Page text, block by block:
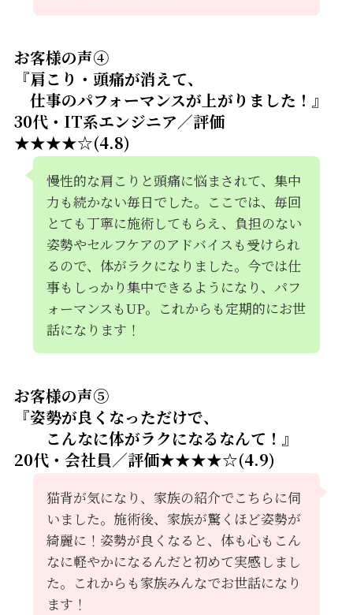
お客様の声④
『肩こり・頭痛が消えて、
仕事のパフォーマンスが上がりました！』
30代・IT系エンジニア／評価
★★★★☆(4.8)
慢性的な肩こりと頭痛に悩まされて、集中
力も続かない毎日でした。ここでは、毎回
とても丁寧に施術してもらえ、負担のない
姿勢やセルフケアのアドバイスも受けられ
るので、体がラクになりました。今では仕
事もしっかり集中できるようになり、パフ
ォーマンスもUP。これからも定期的にお世
話になります！
お客様の声⑤
『姿勢が良くなっただけで、
こんなに体がラクになるなんて！』
20代・会社員／評価★★★★☆(4.9)
猫背が気になり、家族の紹介でこちらに伺
いました。施術後、家族が驚くほど姿勢が
綺麗に！姿勢が良くなると、体も心もこん
なに軽やかになるんだと初めて実感しまし
た。これからも家族みんなでお世話になり
ます！